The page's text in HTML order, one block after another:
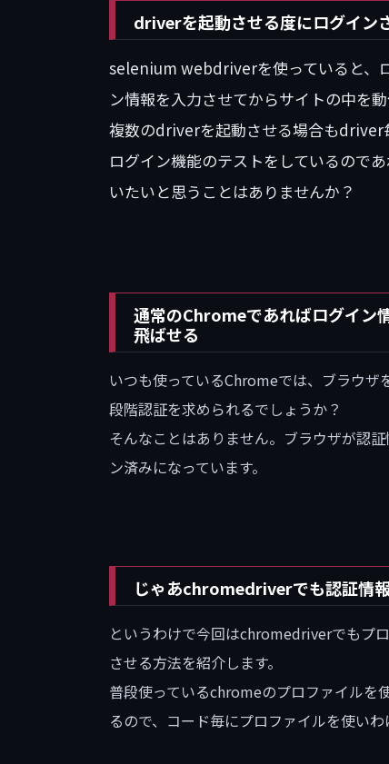
driverを起動させる度にログイン
selenium webdriverを使っていると、
ン情報を入力させてからサイトの中を
複数のdriverを起動させる場合もdriver
ログイン機能のテストをしているので
いたいと思うことはありませんか？
通常のChromeであればログイン
飛ばせる
いつも使っているChromeでは、ブラウ
段階認証を求められるでしょうか？
そんなことはありません。ブラウザが認
ン済みになっています。
じゃあchromedriverでも認証情
というわけで今回はchromedriverでもプ
させる方法を紹介します。
普段使っているchromeのプロファイルを
るので、コード毎にプロファイルを使いわ